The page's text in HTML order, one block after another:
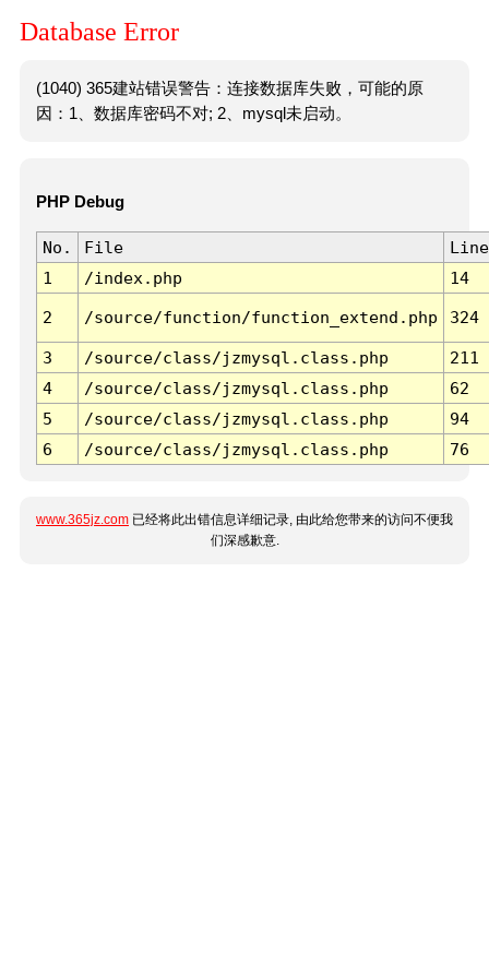
Database Error
(1040) 365建站错误警告：连接数据库失败，可能的原
因：1、数据库密码不对; 2、mysql未启动。
PHP Debug
No. File
Line
1
/index.php 14
2 /source/function/function_extend.php 324
3 /source/class/jzmysql.class.php
211
4
/source/class/jzmysql.class.php
62
5
/source/class/jzmysql.class.php
94
6
/source/class/jzmysql.class.php 76
www.365jz.com 已经将此出错信息详细记录, 由此给您带来的访问不便我
们深感歉意.